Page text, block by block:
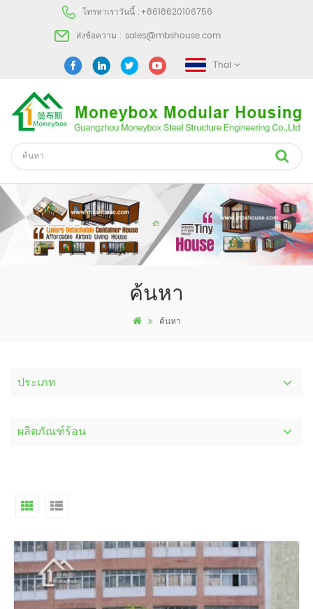
โทรหาเราวันนี้ :+8618620106756
ส่งข้อความ : sales@mbshouse.com
Thai
ค้นหา
ค้นหา
ประเภท
ผลิตภัณฑ์ร้อน